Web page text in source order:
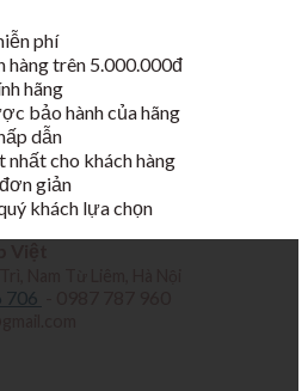
phí
hàng trên 5.000.000đ
hãng
bảo hành của hãng
dẫn
cho khách hàng
giản
khách lựa chọn
706